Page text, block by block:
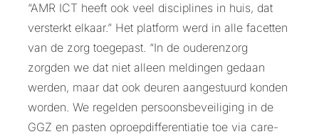
“AMR ICT heeft ook veel disciplines in huis, dat
versterkt elkaar.” Het platform werd in alle facetten
van de zorg toegepast. “In de ouderenzorg
zorgden we dat niet alleen meldingen gedaan
werden, maar dat ook deuren aangestuurd konden
worden. We regelden persoonsbeveiliging in de
GGZ en pasten oproepdifferentiatie toe via care-